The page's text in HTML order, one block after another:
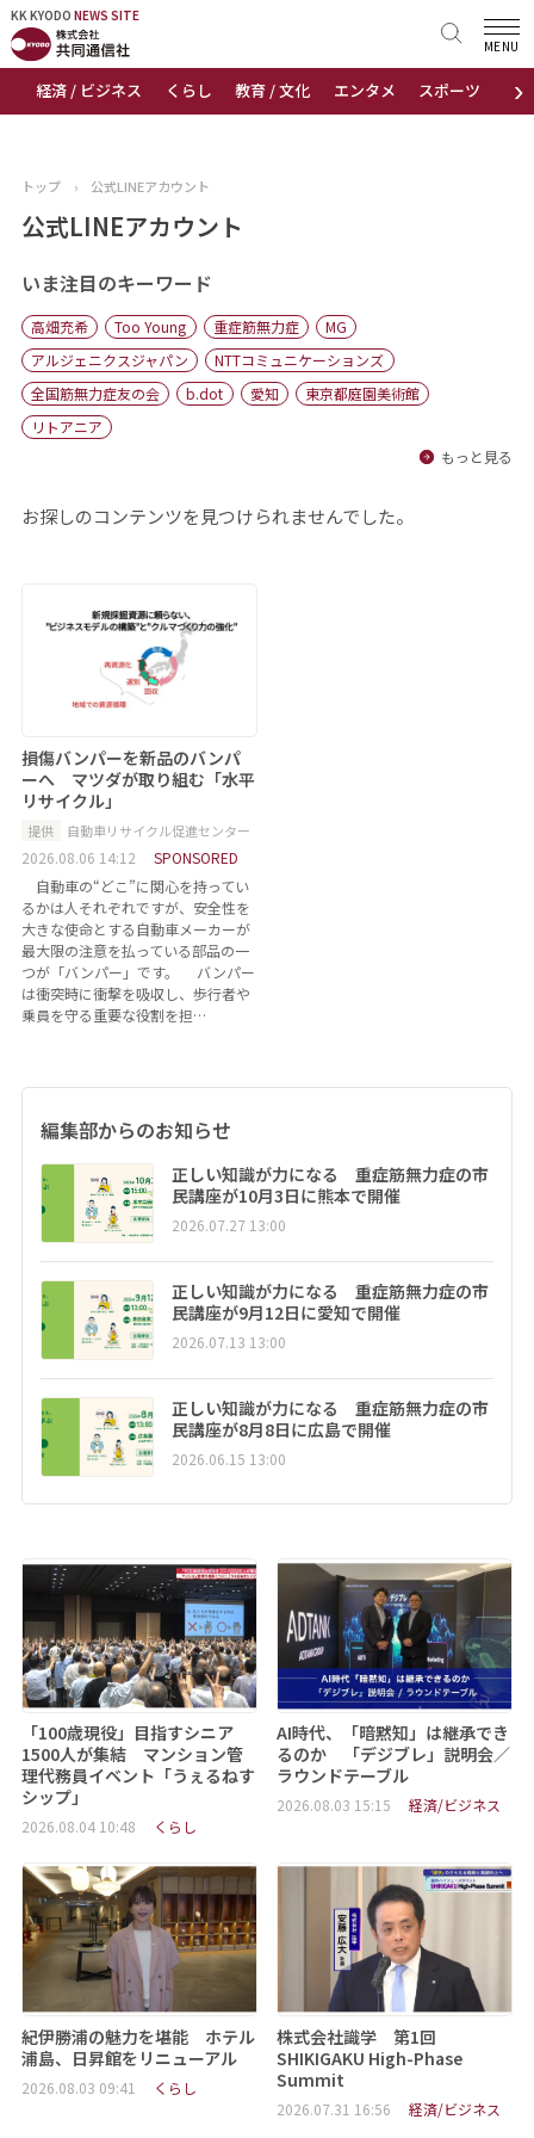
KK KYODO NEWS SITE
›
経済 / ビジネス くらし 教育 / 文化 エンタメ スポーツ 地域
MENU
KK KYODONEWS SITE
トップページ
ニュース
おすすめコンテンツ
出版物
会社概要
トップ › 公式LINEアカウント
公式LINEアカウント
いま注目のキーワード
高畑充希 Too Young 重症筋無力症
MG
アルジェニクスジャパン
NTTコミュニケーションズ
全国筋無力症友の会
b.dot 愛知
東京都庭園美術館
リトアニア
もっと見る
お探しのコンテンツを見つけられませんでした。
損傷バンパーを新品のバンパ
ーへ マツダが取り組む「水平
リサイクル」
提供 自動車リサイクル促進センター
2026.08.06 14:12
SPONSORED
自動車の“どこ”に関心を持ってい
るかは人それぞれですが、安全性を
大きな使命とする自動車メーカーが
最大限の注意を払っている部品の一
つが「バンパー」です。 バンパー
は衝突時に衝撃を吸収し、歩行者や
乗員を守る重要な役割を担…
編集部からのお知らせ
正しい知識が力になる 重症筋無力症の市
民講座が10月3日に熊本で開催
2026.07.27 13:00
正しい知識が力になる 重症筋無力症の市
民講座が9月12日に愛知で開催
2026.07.13 13:00
正しい知識が力になる 重症筋無力症の市
民講座が8月8日に広島で開催
2026.06.15 13:00
「100歳現役」目指すシニア
1500人が集結 マンション管
理代務員イベント「うぇるねす
シップ」
2026.08.04 10:48 くらし
AI時代、「暗黙知」は継承でき
るのか 「デジブレ」説明会／
ラウンドテーブル
2026.08.03 15:15 経済/ビジネス
紀伊勝浦の魅力を堪能 ホテル
浦島、日昇館をリニューアル
2026.08.03 09:41 くらし
株式会社識学 第1回
SHIKIGAKU High-Phase
Summit
2026.07.31 16:56 経済/ビジネス